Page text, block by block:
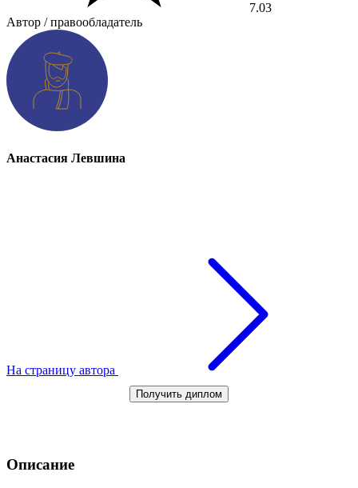
7.03
Автор / правообладатель
Анастасия Левшина
На страницу автора
Получить диплом
Описание